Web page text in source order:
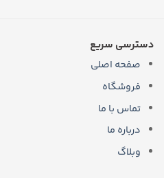
دسترسی سریع
صفحه اصلی
فروشگاه
تماس با ما
درباره ما
وبلاگ